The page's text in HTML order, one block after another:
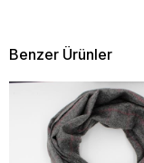
Benzer Ürünler